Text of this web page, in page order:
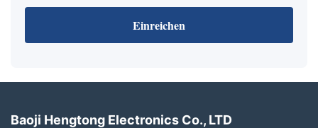
Einreichen
Baoji Hengtong Electronics Co., LTD